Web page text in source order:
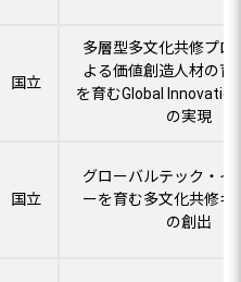
国立
多層型多文化共修プロ
よる価値創造人材の育
を育むGlobal
の実現
国立
グローバルテック・イ
ーを育む多文化共修キ
の創出